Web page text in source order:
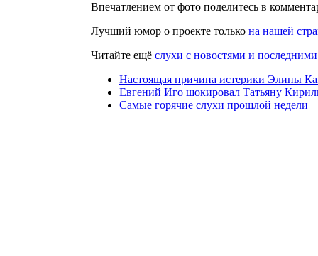
Впечатлением от фото поделитесь в
Лучший юмор о проекте только на нашей
Читайте ещё слухи с новостями и
Настоящая причина истерики Элины
Евгений Иго шокировал Татьяну
Самые горячие слухи прошлой недели